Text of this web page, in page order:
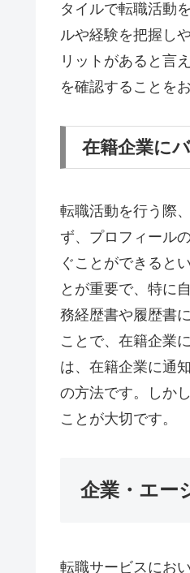
タイルで転職活動
ルや経験を把握し
リットがあると言
を確認することを
在籍企業に
転職活動を行う際
ず、プロフィール
ぐことができると
とが重要で、特に
務経歴書や履歴書
ことで、在籍企業
は、在籍企業に通
の方法です。しか
ことが大切です。
企業・エー
転職サービスにお